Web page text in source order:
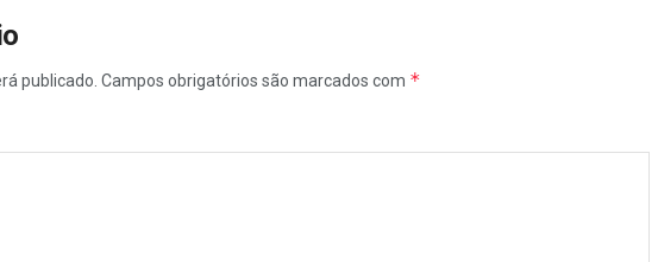
publicado. Campos obrigatórios são marcados com *